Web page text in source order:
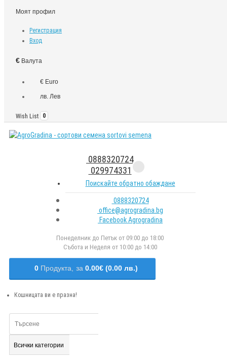
Моят профил
Регистрация
Вход
€ Валута
€ Euro
лв. Лев
Wish List 0
0888320724
029974331
Поискайте обратно обаждане
0888320724
office@agrogradina.bg
Facebook Agrogradina
Понеделник до Петък от 09:00 до 18:00
Събота и Неделя от 10:00 до 14:00
0 Продукта, за 0.00€ (0.00 лв.)
Кошницата ви е празна!
Всички категории